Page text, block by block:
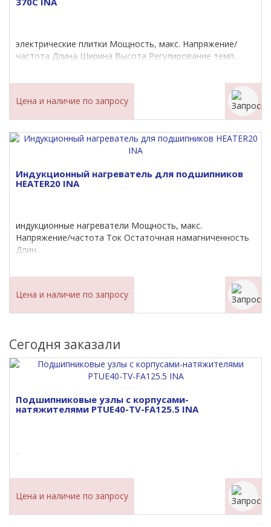
электрические плитки Мощность, макс. Напряжение/
частота Длина Ширина Высота Регулирование темп..
Цена и наличие по запросу
Индукционный нагреватель для подшипников
HEATER20 INA
индукционные нагреватели Мощность, макс.
Напряжение/частота Ток Остаточная намагниченность
Длин..
Цена и наличие по запросу
Сегодня заказали
Подшипниковые узлы с корпусами-
натяжителями PTUE40-TV-FA125.5 INA
..
Цена и наличие по запросу